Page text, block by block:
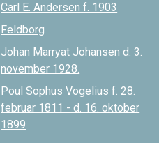
Carl E. Andersen f. 1903
Feldborg
Johan Marryat Johansen d. 3.
november 1928.
Poul Sophus Vogelius f. 28.
februar 1811 - d. 16. oktober
1899